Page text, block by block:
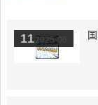
112025-06